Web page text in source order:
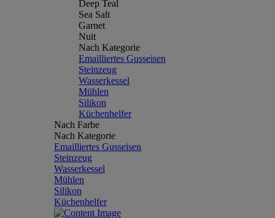
Deep Teal
Sea Salt
Garnet
Nuit
Nach Kategorie
Emailliertes Gusseisen
Steinzeug
Wasserkessel
Mühlen
Silikon
Küchenhelfer
Nach Farbe
Nach Kategorie
Emailliertes Gusseisen
Steinzeug
Wasserkessel
Mühlen
Silikon
Küchenhelfer